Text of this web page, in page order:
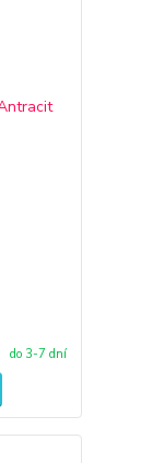
do 3-7 dní